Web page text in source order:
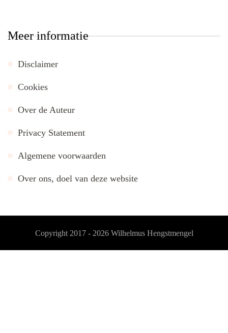
Meer informatie
Disclaimer
Cookies
Over de Auteur
Privacy Statement
Algemene voorwaarden
Over ons, doel van deze website
Copyright 2017 - 2026 Wilhelmus Hengstmengel